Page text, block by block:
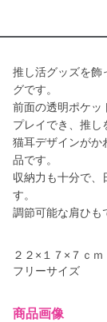
推し活グッズを飾
グです。
前面の透明ポケッ
プレイでき、推し
猫耳デザインがか
品です。
収納力も十分で、
す。
調節可能な肩ひも
２２×１７×７ｃｍ
フリーサイズ
商品画像